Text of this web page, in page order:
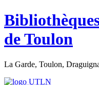
de Toulon
La Garde, Toulon,